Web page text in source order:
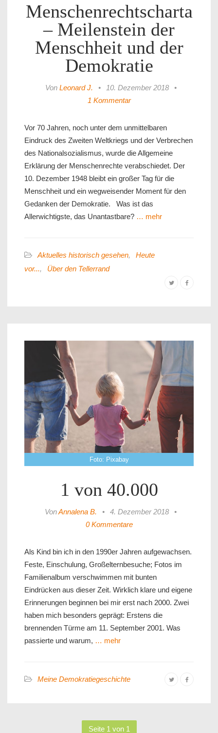
Menschenrechtscharta
– Meilenstein der
Menschheit und der
Demokratie
Von Leonard J. • 10. Dezember 2018
•
1 Kommentar
Vor 70 Jahren, noch unter dem unmittelbaren
Eindruck des Zweiten Weltkriegs und der Verbrechen
des Nationalsozialismus, wurde die Allgemeine
Erklärung der Menschenrechte verabschiedet. Der
10. Dezember 1948 bleibt ein großer Tag für die
Menschheit und ein wegweisender Moment für den
Gedanken der Demokratie. Was ist das
Allerwichtigste, das Unantastbare? … mehr
Aktuelles historisch gesehen,
Heute
vor..., Über den Tellerrand
Foto: Pixabay
1 von 40.000
VonAnnalena B. • 4. Dezember 2018
•
0 Kommentare
Als Kind bin ich in den 1990er Jahren aufgewachsen.
Feste, Einschulung, Großelternbesuche; Fotos im
Familienalbum verschwimmen mit bunten
Eindrücken aus dieser Zeit. Wirklich klare und eigene
Erinnerungen beginnen bei mir erst nach 2000. Zwei
haben mich besonders geprägt: Erstens die
brennenden Türme am 11. September 2001. Was
passierte und warum, … mehr
Meine Demokratiegeschichte
Seite 1 von 1